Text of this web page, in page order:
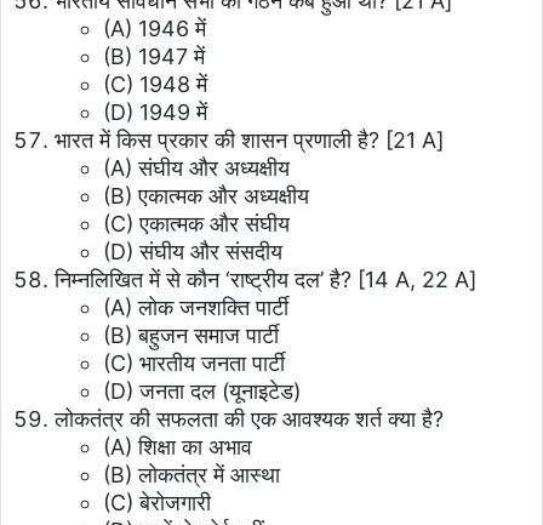
(A) 1946 में
(B) 1947 में
(C) 1948 में
(D) 1949 में
भारत में किस प्रकार की शासन प्रणाली है? [21 A]
(A) संघीय और अध्यक्षीय
(B) एकात्मक और अध्यक्षीय
(C) एकात्मक और संघीय
(D) संघीय और संसदीय
निम्नलिखित में से कौन ‘राष्ट्रीय दल’ है? [14 A, 22 A]
(A) लोक जनशक्ति पार्टी
(B) बहुजन समाज पार्टी
(C) भारतीय जनता पार्टी
(D) जनता दल (यूनाइटेड)
लोकतंत्र की सफलता की एक आवश्यक शर्त क्या है?
(A) शिक्षा का अभाव
(B) लोकतंत्र में आस्था
(C) बेरोजगारी